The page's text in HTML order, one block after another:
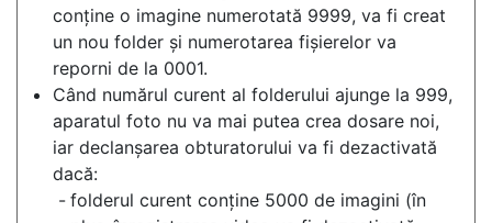
conține o imagine numerotată 9999, va fi creat
un nou folder și numerotarea fișierelor va
reporni de la 0001.
Când numărul curent al folderului ajunge la 999,
aparatul foto nu va mai putea crea dosare noi,
iar declanșarea obturatorului va fi dezactivată
dacă:
folderul curent conține 5000 de imagini (în